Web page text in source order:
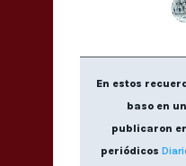
En estos
baso en
publicaron
periódicos